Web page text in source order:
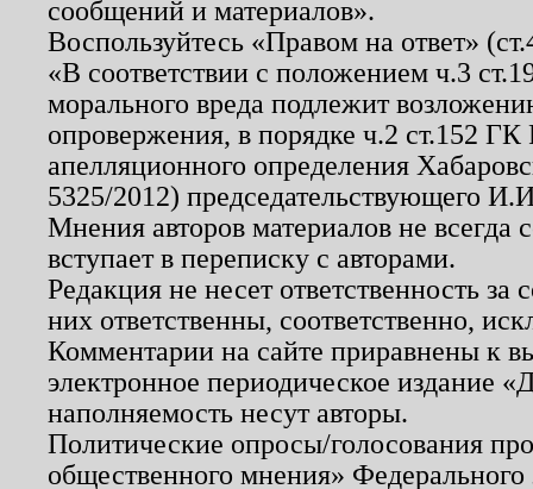
сообщений и материалов».
Воспользуйтесь «Правом на ответ»
«В соответствии с положением ч.3
морального вреда подлежит
опровержения, в порядке ч.2 ст.152
апелляционного определения
5325/2012) председательствующего
Мнения авторов материалов не
вступает в переписку с авторами.
Редакция не несет ответственность
них ответственны, соответственно,
Комментарии на сайте приравнены к
электронное периодическое издание
наполняемость несут авторы.
Политические опросы/голосования
общественного мнения»